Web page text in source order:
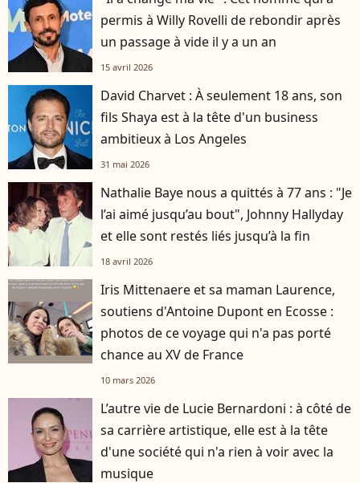
permis à Willy Rovelli de rebondir après
un passage à vide il y a un an
15 avril 2026
David Charvet : À seulement 18 ans, son
fils Shaya est à la tête d'un business
ambitieux à Los Angeles
31 mai 2026
Nathalie Baye nous a quittés à 77 ans : "Je
l’ai aimé jusqu’au bout", Johnny Hallyday
et elle sont restés liés jusqu’à la fin
18 avril 2026
Iris Mittenaere et sa maman Laurence,
soutiens d'Antoine Dupont en Ecosse :
photos de ce voyage qui n'a pas porté
chance au XV de France
10 mars 2026
L’autre vie de Lucie Bernardoni : à côté de
sa carrière artistique, elle est à la tête
d'une société qui n'a rien à voir avec la
musique